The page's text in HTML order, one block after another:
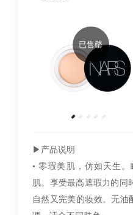
已售罄
▶︎产品说明
• 零瑕美肌，仿如天生
肌。享受最高遮瑕力的同
自然又完美的妆效。无